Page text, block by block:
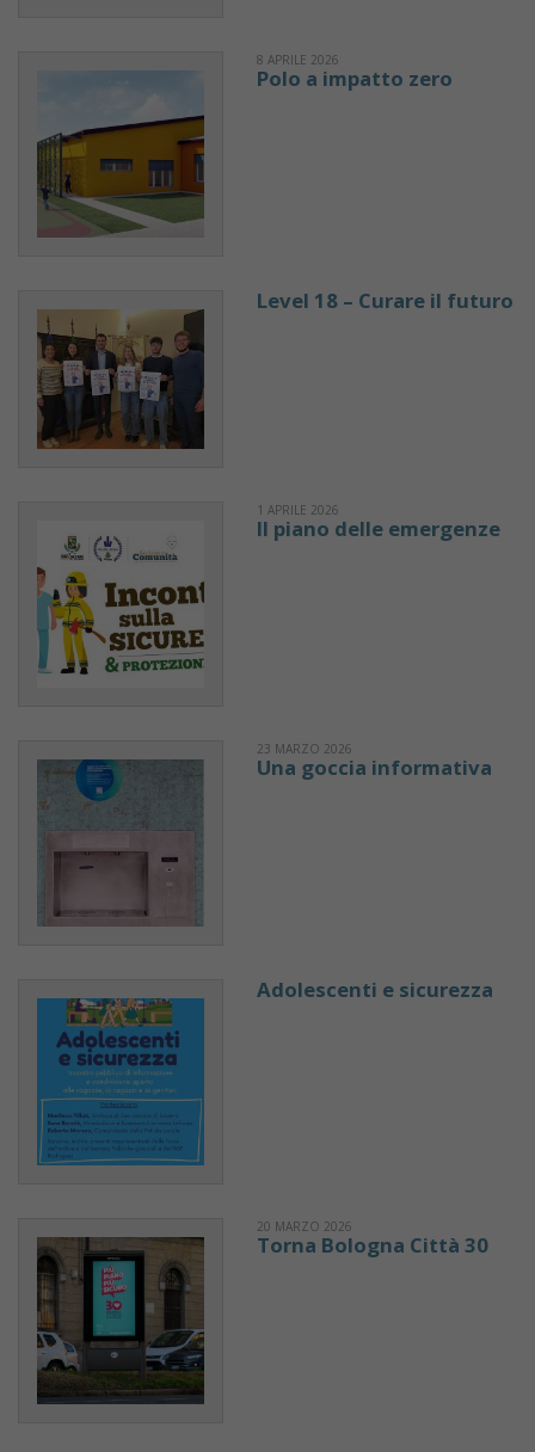
8 APRILE 2026
Polo a impatto zero
Level 18 – Curare il futuro
1 APRILE 2026
Il piano delle emergenze
23 MARZO 2026
Una goccia informativa
Adolescenti e sicurezza
20 MARZO 2026
Torna Bologna Città 30